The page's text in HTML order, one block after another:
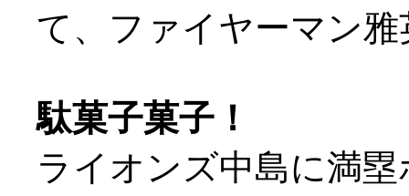
て、ファイヤーマン
駄菓子菓子！
ライオンズ中島に満